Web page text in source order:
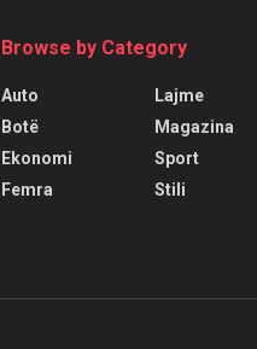
Browse by Category
Auto
Botë
Ekonomi
Femra
Lajme
Magazina
Sport
Stili